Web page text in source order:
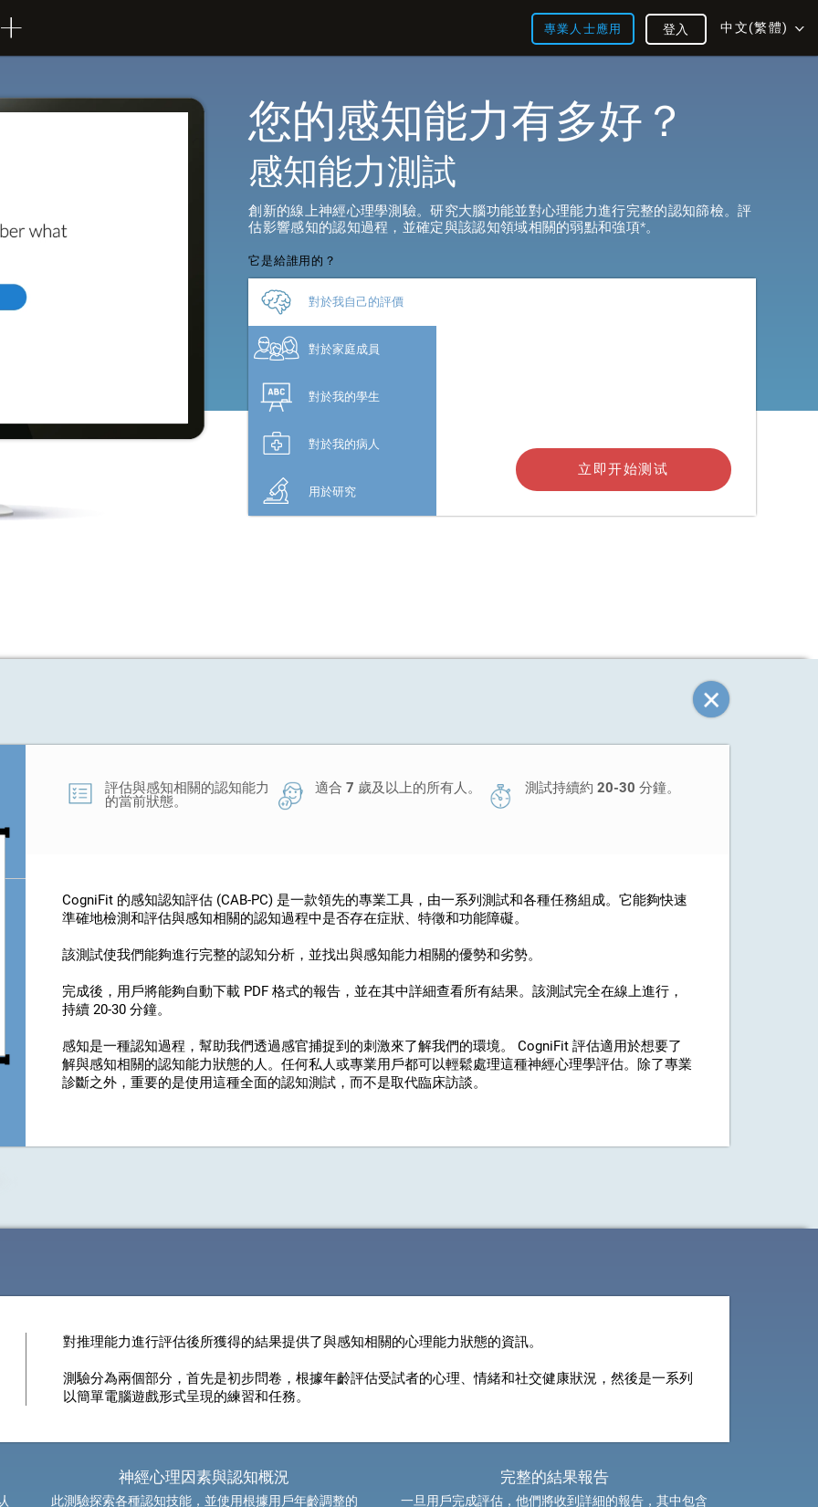
專業人士應用 中文(繁體)
登入
您的感知能力有多好？
感知能力測試
創新的線上神經心理學測驗。研究大腦功能並對心理能力進行完整的認知篩檢。評
估影響感知的認知過程，並確定與該認知領域相關的弱點和強項*。
它是給誰用的？
對於我自己的評價
對於家庭成員
對於我的學生
對於我的病人
用於研究
立即开始测试
評估與感知相關的認知能力
的當前狀態。
適合 7 歲及以上的所有人。 測試持續約 20-30 分鐘。
CogniFit 的感知認知評估 (CAB-PC) 是一款領先的專業工具，由一系列測試和各種任務組成。它能夠快速
準確地檢測和評估與感知相關的認知過程中是否存在症狀、特徵和功能障礙。
該測試使我們能夠進行完整的認知分析，並找出與感知能力相關的優勢和劣勢。
完成後，用戶將能夠自動下載 PDF 格式的報告，並在其中詳細查看所有結果。該測試完全在線上進行，
持續 20-30 分鐘。
感知是一種認知過程，幫助我們透過感官捕捉到的刺激來了解我們的環境。 CogniFit 評估適用於想要了
解與感知相關的認知能力狀態的人。任何私人或專業用戶都可以輕鬆處理這種神經心理學評估。除了專業
診斷之外，重要的是使用這種全面的認知測試，而不是取代臨床訪談。
對推理能力進行評估後所獲得的結果提供了與感知相關的心理能力狀態的資訊。
測驗分為兩個部分，首先是初步問卷，根據年齡評估受試者的心理、情緒和社交健康狀況，然後是一系列
以簡單電腦遊戲形式呈現的練習和任務。
神經心理因素與認知概況
此測驗探索各種認知技能，並使用根據用戶年齡調整的
完整的結果報告
一旦用戶完成評估，他們將收到詳細的報告，其中包含